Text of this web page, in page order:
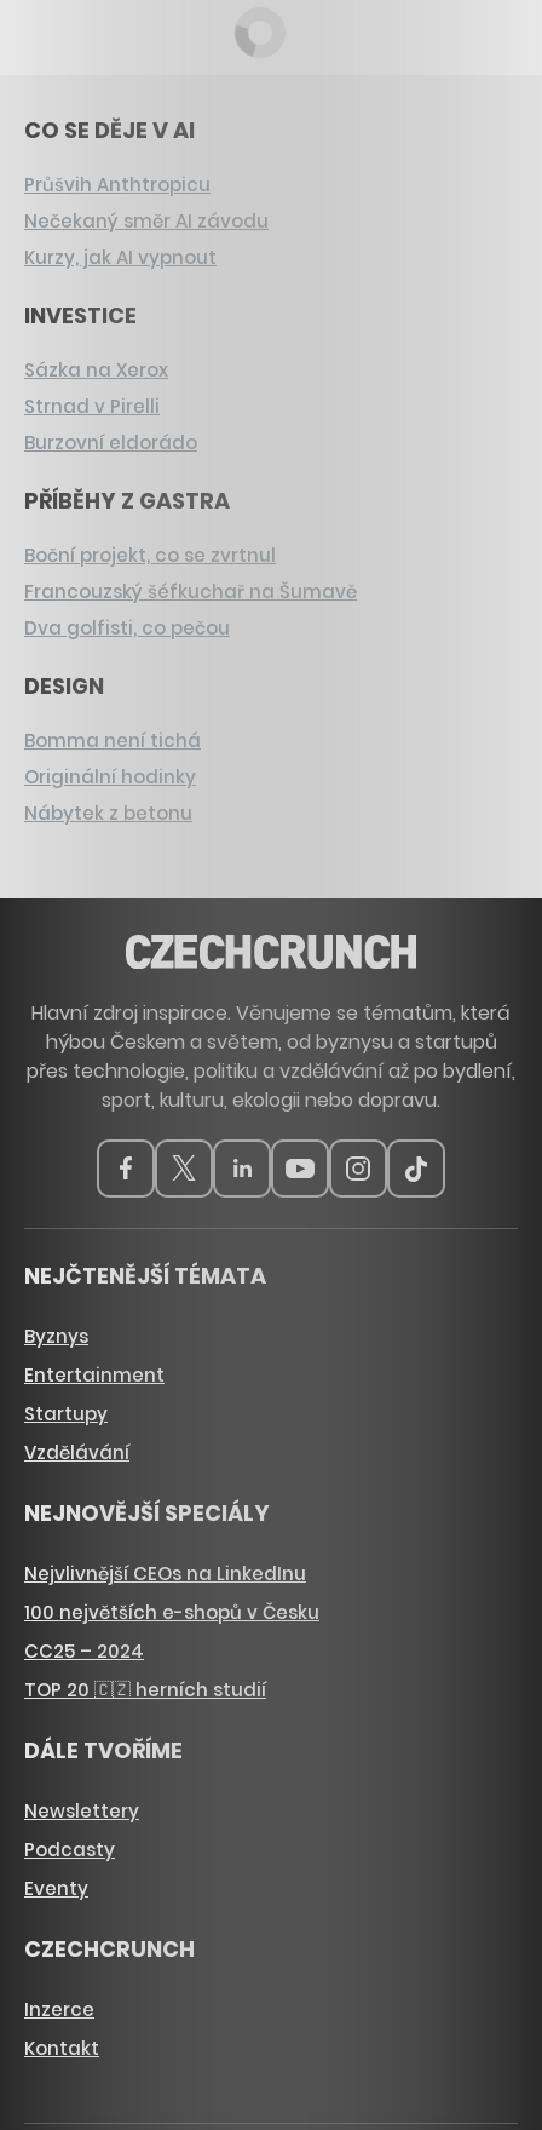
CO SE DĚJE V AI
Průšvih Anthtropicu
Nečekaný směr AI závodu
Kurzy, jak AI vypnout
INVESTICE
Sázka na Xerox
Strnad v Pirelli
Burzovní eldorádo
PŘÍBĚHY Z GASTRA
Boční projekt, co se zvrtnul
Francouzský šéfkuchař na Šumavě
Dva golfisti, co pečou
DESIGN
Bomma není tichá
Originální hodinky
Nábytek z betonu
Hlavní zdroj inspirace. Věnujeme se tématům, která
hýbou Českem a světem, od byznysu a startupů
přes technologie, politiku a vzdělávání až po bydlení,
sport, kulturu, ekologii nebo dopravu.
NEJČTENĚJŠÍ TÉMATA
Byznys
Entertainment
Startupy
Vzdělávání
NEJNOVĚJŠÍ SPECIÁLY
Nejvlivnější CEOs na LinkedInu
100 největších e-shopů v Česku
CC25 – 2024
TOP 20 🇨🇿 herních studií
DÁLE TVOŘÍME
Newslettery
Podcasty
Eventy
CZECHCRUNCH
Inzerce
Kontakt